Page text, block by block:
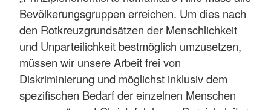
Bevölkerungsgruppen erreichen. Um dies nach
den Rotkreuzgrundsätzen der Menschlichkeit
und Unparteilichkeit bestmöglich umzusetzen,
müssen wir unsere Arbeit frei von
Diskriminierung und möglichst inklusiv dem
spezifischen Bedarf der einzelnen Menschen